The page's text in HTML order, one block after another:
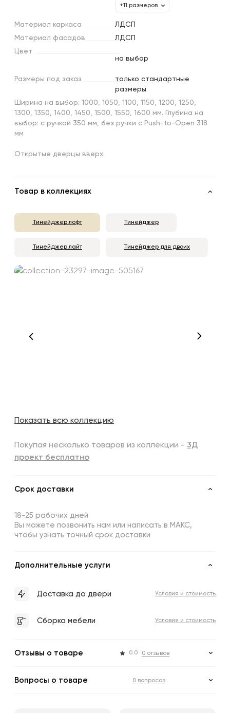
+11 размеров
Материал каркаса
ЛДСП
Материал фасадов
ЛДСП
Цвет
на выбор
Размеры под заказ
только стандартные
размеры
Ширина на выбор: 1000, 1050, 1100, 1150, 1200, 1250,
1300, 1350, 1400, 1450, 1500, 1550, 1600 мм. Глубина на
выбор: с ручкой 350 мм, без ручки с Push-to-Open 318
мм
Открытые дверцы вверх.
Товар в коллекциях
Тинейджер лофт Тинейджер
Тинейджер лайт Тинейджер для двоих
Показать всю коллекцию
Покупая несколько товаров из коллекции - 3Д
проект бесплатно
Срок доставки
18-25 рабочих дней
Вы можете позвонить нам или написать в МАКС,
чтобы узнать точный срок доставки
Дополнительные услуги
Доставка до двери Условия и стоимость
Сборка мебели Условия и стоимость
Отзывы о товаре 0.0 0 отзывов
Вопросы о товаре 0 вопросов